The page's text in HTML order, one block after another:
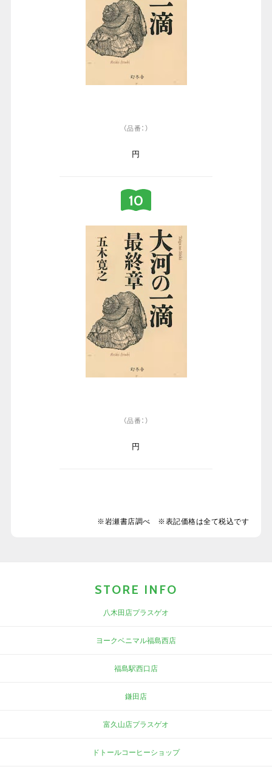
（品番：）
円
（品番：）
円
※岩瀬書店調べ ※表記価格は全て税込です
STORE INFO
八木田店プラスゲオ
ヨークベニマル福島西店
福島駅西口店
鎌田店
富久山店プラスゲオ
ドトールコーヒーショップ